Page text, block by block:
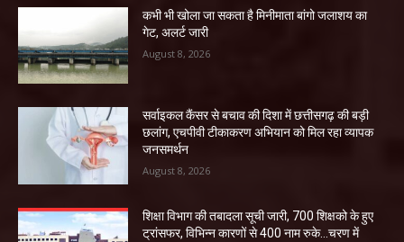
कभी भी खोला जा सकता है मिनीमाता बांगो जलाशय का
गेट, अलर्ट जारी
August 8, 2026
सर्वाइकल कैंसर से बचाव की दिशा में छत्तीसगढ़ की बड़ी
छलांग, एचपीवी टीकाकरण अभियान को मिल रहा व्यापक
जनसमर्थन
August 8, 2026
शिक्षा विभाग की तबादला सूची जारी, 700 शिक्षको के हुए
ट्रांसफर, विभिन्न कारणों से 400 नाम रुके…चरण में